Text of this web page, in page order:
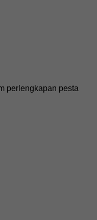
perlengkapan pesta